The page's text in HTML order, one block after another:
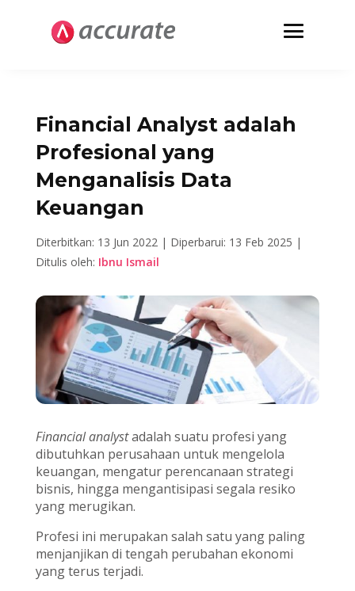
Financial Analyst adalah
Profesional yang
Menganalisis Data
Keuangan
Diterbitkan: 13 Jun 2022 | Diperbarui: 13 Feb 2025 |
Ditulis oleh: Ibnu Ismail
Financial analystadalah suatu profesi yang
dibutuhkan perusahaan untuk mengelola
keuangan, mengatur perencanaan strategi
bisnis, hingga mengantisipasi segala resiko
yang merugikan.
Profesi ini merupakan salah satu yang paling
menjanjikan di tengah perubahan ekonomi
yang terus terjadi.